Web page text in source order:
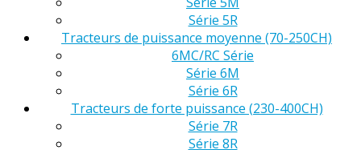
Série 5R
Tracteurs de puissance moyenne (70-250CH)
6MC/RC Série
Série 6M
Série 6R
Tracteurs de forte puissance (230-400CH)
Série 7R
Série 8R